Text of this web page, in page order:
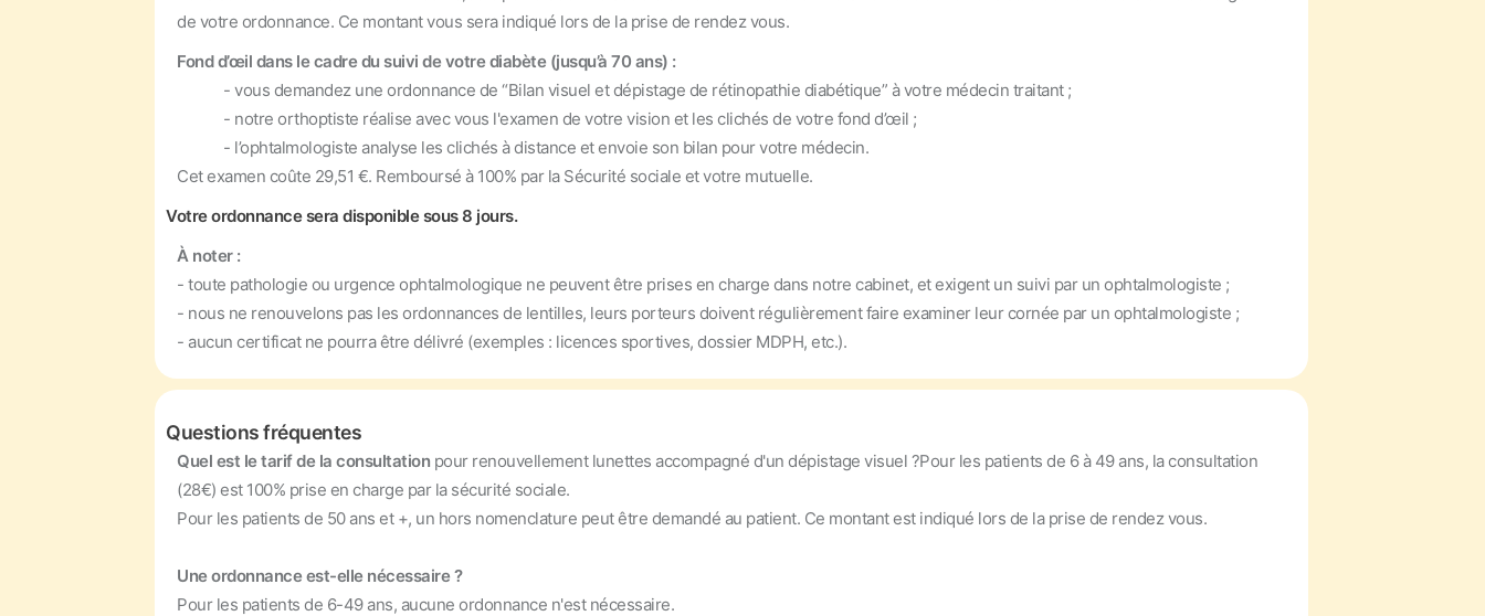
de votre ordonnance. Ce montant vous sera indiqué lors de la prise de rendez vous.
Fond d’œil dans le cadre du suivi de votre diabète (jusqu’à 70 ans) :
- vous demandez une ordonnance de “Bilan visuel et dépistage de rétinopathie diabétique” à votre médecin traitant ;
- notre orthoptiste réalise avec vous l'examen de votre vision et les clichés de votre fond d’œil ;
- l’ophtalmologiste analyse les clichés à distance et envoie son bilan pour votre médecin.
Cet examen coûte 29,51 €. Remboursé à 100% par la Sécurité sociale et votre mutuelle.
Votre ordonnance sera disponible sous 8 jours.
À noter :
- toute pathologie ou urgence ophtalmologique ne peuvent être prises en charge dans notre cabinet, et exigent un suivi par un ophtalmologiste ;
- nous ne renouvelons pas les ordonnances de lentilles, leurs porteurs doivent régulièrement faire examiner leur cornée par un ophtalmologiste ;
- aucun certificat ne pourra être délivré (exemples : licences sportives, dossier MDPH, etc.).
Questions fréquentes
Quel est le tarif de la consultation pour renouvellement lunettes accompagné d'un dépistage visuel ?Pour les patients de 6 à 49 ans, la consultation
(28€) est 100% prise en charge par la sécurité sociale.
Pour les patients de 50 ans et +, un hors nomenclature peut être demandé au patient. Ce montant est indiqué lors de la prise de rendez vous.
Une ordonnance est-elle nécessaire ?
Pour les patients de 6-49 ans, aucune ordonnance n'est nécessaire.